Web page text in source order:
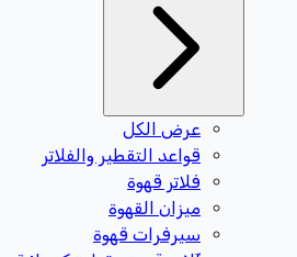
عرض الكل
قواعد التقطير والفلاتر
فلاتر قهوة
ميزان القهوة
سيرفرات قهوة